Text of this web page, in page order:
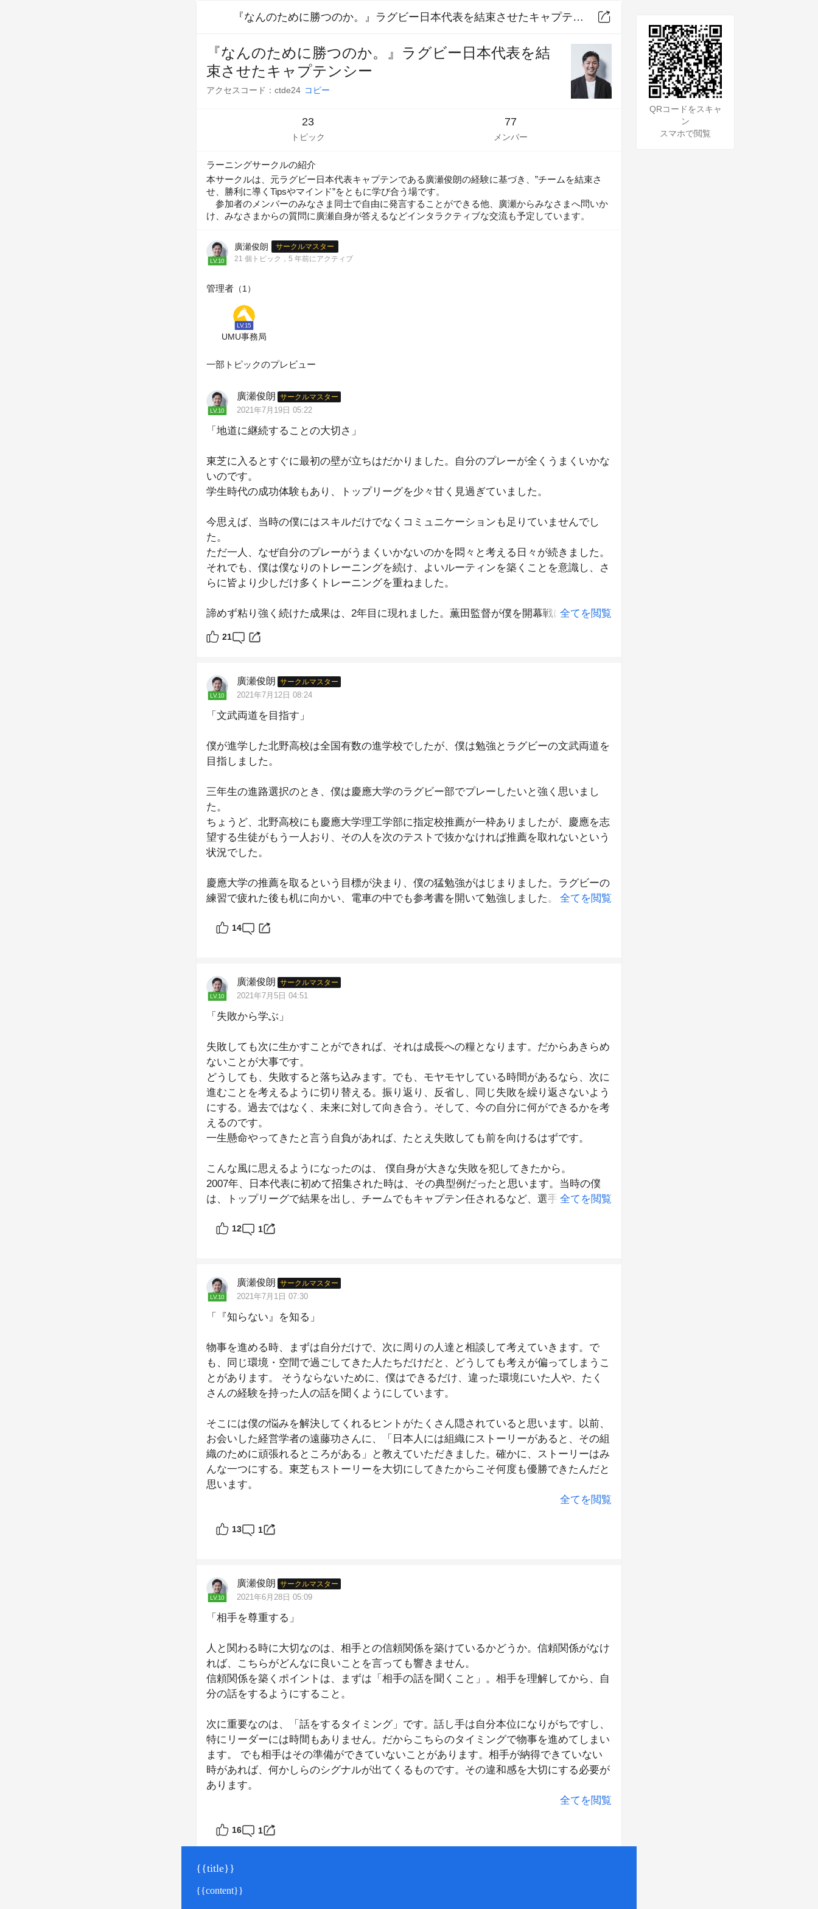
『なんのために勝つのか。』ラグビー日本代表を結束させたキャプテンシー
『なんのために勝つのか。』ラグビー日本代表を結
束させたキャプテンシー
アクセスコード： ctde24 コピー
23
トピック
77
メンバー
ラーニングサークルの紹介
本サークルは、元ラグビー日本代表キャプテンである廣瀬俊朗の経験に基づき、”チームを結束さ
せ、勝利に導くTipsやマインド”をともに学び合う場です。
参加者のメンバーのみなさま同士で自由に発言することができる他、廣瀬からみなさまへ問いか
け、みなさまからの質問に廣瀬自身が答えるなどインタラクティブな交流も予定しています。
LV.10
廣瀬俊朗
サークルマスター
21 個トピック ， 5 年前にアクティブ
管理者 （1）
LV.15
UMU事務局
一部トピックのプレビュー
LV.10
廣瀬俊朗 サークルマスター
2021年7月19日 05:22
「地道に継続することの大切さ」
東芝に入るとすぐに最初の壁が立ちはだかりました。自分のプレーが全くうまくいかな
いのです。
学生時代の成功体験もあり、トップリーグを少々甘く見過ぎていました。
今思えば、当時の僕にはスキルだけでなくコミュニケーションも足りていませんでし
た。
ただ一人、なぜ自分のプレーがうまくいかないのかを悶々と考える日々が続きました。
それでも、僕は僕なりのトレーニングを続け、よいルーティンを築くことを意識し、さ
らに皆より少しだけ多くトレーニングを重ねました。
諦めず粘り強く続けた成果は、2年目に現れました。薫田監督が僕を開幕戦に起用して
くれたのです。
開幕戦後も数々の失敗を繰り返しましたが、怪我以外でメンバーを外されることはあり
監督の期待を裏切らないためにも僕は必死でプレーし続け、チームメイトからも信頼を
得ることができました。自分を信じて努力しているうちに、いつの間にか壁を乗り越え
知らぬ間に壁を乗り越えていて、後から振り返ってみるとその壁は案外高くなかった、
ということも多いものです。
全てを閲覧
21
LV.10
廣瀬俊朗 サークルマスター
2021年7月12日 08:24
「文武両道を目指す」
僕が進学した北野高校は全国有数の進学校でしたが、僕は勉強とラグビーの文武両道を
目指しました。
三年生の進路選択のとき、僕は慶應大学のラグビー部でプレーしたいと強く思いまし
た。
ちょうど、北野高校にも慶應大学理工学部に指定校推薦が一枠ありましたが、慶應を志
望する生徒がもう一人おり、その人を次のテストで抜かなければ推薦を取れないという
状況でした。
慶應大学の推薦を取るという目標が決まり、僕の猛勉強がはじまりました。ラグビーの
練習で疲れた後も机に向かい、電車の中でも参考書を開いて勉強しました。
しかしどちらか一つを諦めてしまうのは非常にもったいない。
"二兎追うものは二兎を得る"の精神で、どちらにも全力を注いでほしいと思います。
全てを閲覧
14
LV.10
廣瀬俊朗 サークルマスター
2021年7月5日 04:51
「失敗から学ぶ」
失敗しても次に生かすことができれば、それは成長への糧となります。だからあきらめ
ないことが大事です。
どうしても、失敗すると落ち込みます。でも、モヤモヤしている時間があるなら、次に
進むことを考えるように切り替える。振り返り、反省し、同じ失敗を繰り返さないよう
にする。過去ではなく、未来に対して向き合う。そして、今の自分に何ができるかを考
えるのです。
一生懸命やってきたと言う自負があれば、たとえ失敗しても前を向けるはずです。
こんな風に思えるようになったのは、 僕自身が大きな失敗を犯してきたから。
2007年、日本代表に初めて招集された時は、その典型例だったと思います。当時の僕
は、トップリーグで結果を出し、チームでもキャプテン任されるなど、選手として充実
ドの空気に、僕はいつの間にか自分自身を見失い、必死さを失った。そして僕は一つ一
当時の僕は本当に落ち込みました。自分のプレースタイルへの自信も、やる気も失いか
けました。何とか自分を取り戻せたのは、あきらめないという思いがあったから。「こ
全てを閲覧
12 1
LV.10
廣瀬俊朗 サークルマスター
2021年7月1日 07:30
「『知らない』を知る」
物事を進める時、まずは自分だけで、次に周りの人達と相談して考えていきます。で
も、同じ環境・空間で過ごしてきた人たちだけだと、どうしても考えが偏ってしまうこ
とがあります。 そうならないために、僕はできるだけ、違った環境にいた人や、たく
さんの経験を持った人の話を聞くようにしています。
そこには僕の悩みを解決してくれるヒントがたくさん隠されていると思います。以前、
お会いした経営学者の遠藤功さんに、「日本人には組織にストーリーがあると、その組
織のために頑張れるところがある」と教えていただきました。確かに、ストーリーはみ
んな一つにする。東芝もストーリーを大切にしてきたからこそ何度も優勝できたんだと
思います。
全てを閲覧
13 1
LV.10
廣瀬俊朗 サークルマスター
2021年6月28日 05:09
「相手を尊重する」
人と関わる時に大切なのは、相手との信頼関係を築けているかどうか。信頼関係がなけ
れば、こちらがどんなに良いことを言っても響きません。
信頼関係を築くポイントは、まずは「相手の話を聞くこと」。相手を理解してから、自
分の話をするようにすること。
次に重要なのは、「話をするタイミング」です。話し手は自分本位になりがちですし、
特にリーダーには時間もありません。だからこちらのタイミングで物事を進めてしまい
ます。 でも相手はその準備ができていないことがあります。相手が納得できていない
時があれば、何かしらのシグナルが出てくるものです。その違和感を大切にする必要が
あります。
た場合は、その誰かに伝わる前になるべく自分で伝えるようにしています。悪口ひとつ
で信頼関係はすぐに崩れ去ってしまいます。そこからの再構築は容易ではありません。
全てを閲覧
16 1
QRコードをスキャ
ン
スマホで閲覧
QRコードをスキャ
ン
スマホで閲覧
{{title}}
{{content}}